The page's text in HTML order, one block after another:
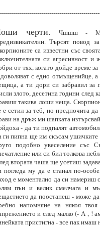
черти.
Чшшш -
Търсят повод
са известни със
си агресивност
от тях, когато дойде време
с едно отмъщенийце,
а ти дори си забравил за
злото, десетина години след
такива лоши неща.
е сетил за теб, но предпочита
на дръж ми шапката
- да ти подпалят
ги пипна ще им скъсам ушичките
подобно увеселение със
или си бил толкова
втората чаша ще усетиш
погледа му да е станал по-
е моментално да си намериш
пън и велик смелчага и
да поостанеш - може
напомняне на някоя
и след малко (- А , !
пристигна - все пак